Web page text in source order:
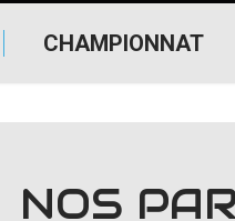
CHAMPIONNAT
NOS